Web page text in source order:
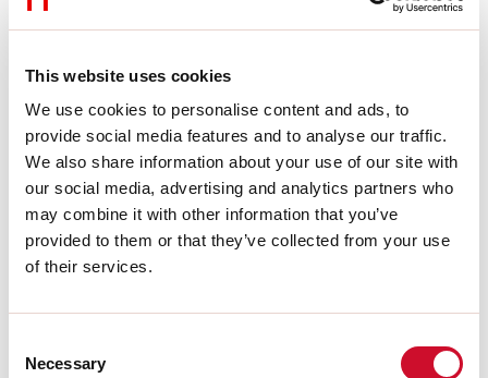
This website uses cookies
We use cookies to personalise content and ads, to
provide social media features and to analyse our traffic.
We also share information about your use of our site with
our social media, advertising and analytics partners who
may combine it with other information that you’ve
provided to them or that they’ve collected from your use
of their services.
Selection
Necessary
Download